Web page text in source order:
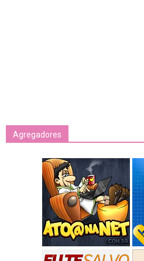
Agregadores